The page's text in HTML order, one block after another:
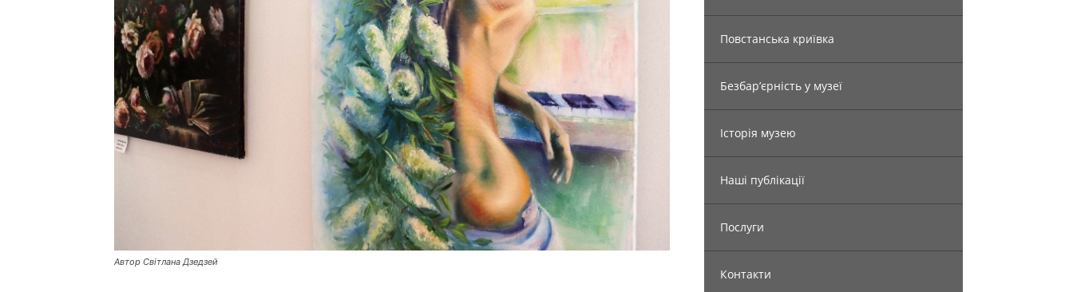
Автор Світлана Дзедзей
Повстанська криївка
Безбар’єрність у музеї
Історія музею
Наші публікації
Послуги
Контакти